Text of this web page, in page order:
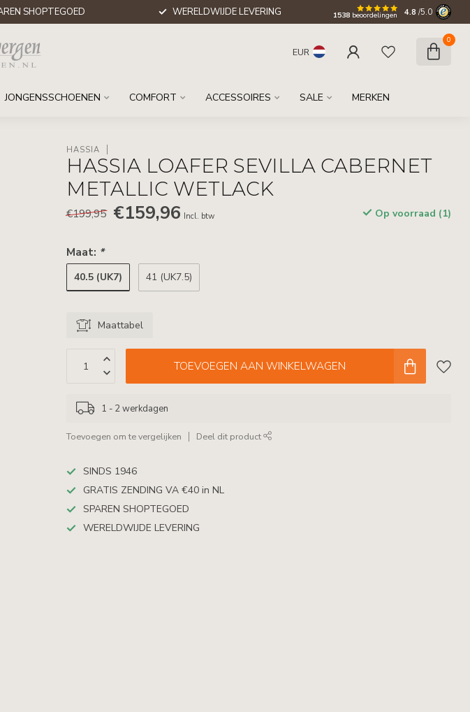
SHOPTEGOED WERELDWIJDE LEVERING 1538 beoordelingen 4.8 /5.0
EUR
0
JONGENSSCHOENEN COMFORT ACCESSOIRES SALE MERKEN
HASSIA
HASSIA LOAFER SEVILLA CABERNET
METALLIC WETLACK
€199,95 €159,96 Incl. btw Op voorraad (1)
Maat: *
40.5 (UK7) 41 (UK7.5)
Maattabel
TOEVOEGEN AAN WINKELWAGEN
1 - 2 werkdagen
Toevoegen om te vergelijken Deel dit product
SINDS 1946
GRATIS ZENDING VA €40 in NL
SPAREN SHOPTEGOED
WERELDWIJDE LEVERING